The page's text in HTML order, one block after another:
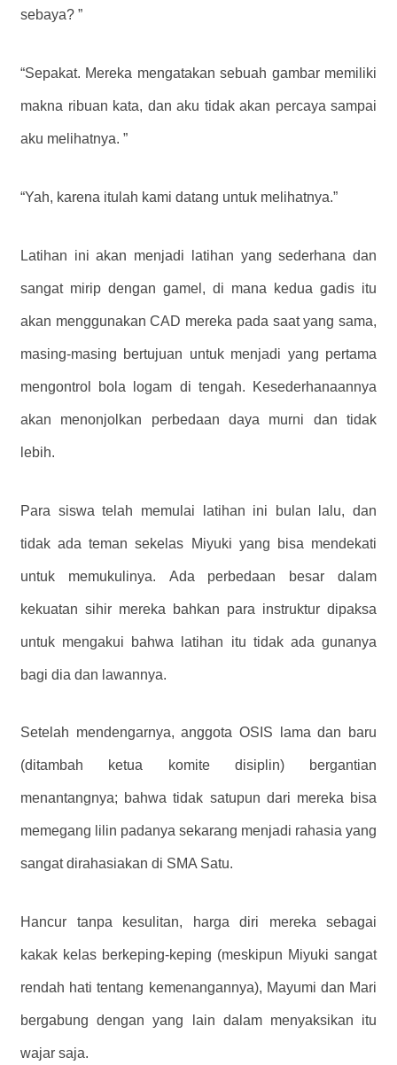
sebaya? ”
“Sepakat. Mereka mengatakan sebuah gambar memiliki
makna ribuan kata, dan aku tidak akan percaya sampai
aku melihatnya. ”
“Yah, karena itulah kami datang untuk melihatnya.”
Latihan ini akan menjadi latihan yang sederhana dan
sangat mirip dengan gamel, di mana kedua gadis itu
akan menggunakan CAD mereka pada saat yang sama,
masing-masing bertujuan untuk menjadi yang pertama
mengontrol bola logam di tengah. Kesederhanaannya
akan menonjolkan perbedaan daya murni dan tidak
lebih.
Para siswa telah memulai latihan ini bulan lalu, dan
tidak ada teman sekelas Miyuki yang bisa mendekati
untuk memukulinya. Ada perbedaan besar dalam
kekuatan sihir mereka bahkan para instruktur dipaksa
untuk mengakui bahwa latihan itu tidak ada gunanya
bagi dia dan lawannya.
Setelah mendengarnya, anggota OSIS lama dan baru
(ditambah ketua komite disiplin) bergantian
menantangnya; bahwa tidak satupun dari mereka bisa
memegang lilin padanya sekarang menjadi rahasia yang
sangat dirahasiakan di SMA Satu.
Hancur tanpa kesulitan, harga diri mereka sebagai
kakak kelas berkeping-keping (meskipun Miyuki sangat
rendah hati tentang kemenangannya), Mayumi dan Mari
bergabung dengan yang lain dalam menyaksikan itu
wajar saja.